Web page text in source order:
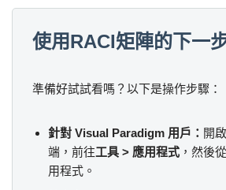
使用RACI矩陣的下一
準備好試試看嗎？以下是操作步驟：
針對 Visual Paradigm 用戶： 開
端，前往工具 > 應用程式 ，然後
用程式。